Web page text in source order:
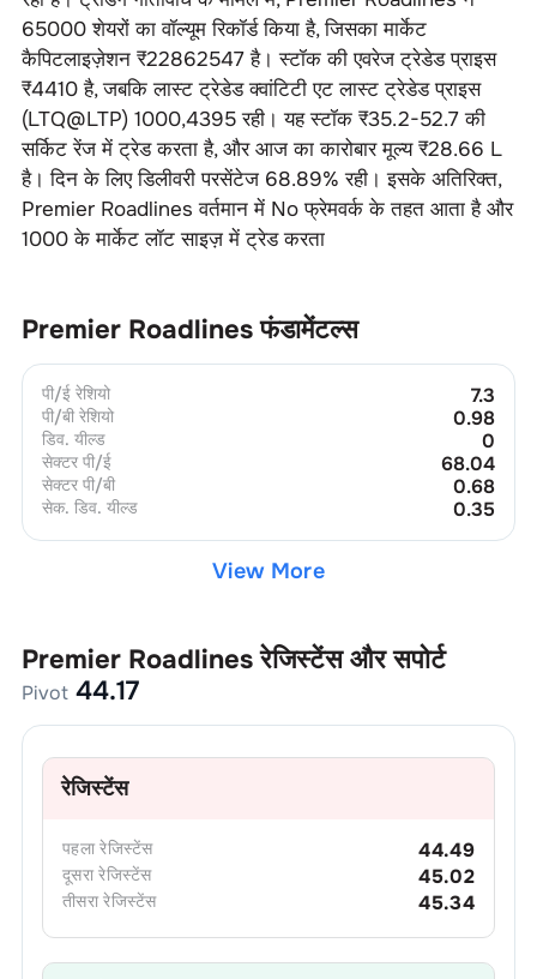
65000शेयरों का वॉल्यूम रिकॉर्ड किया है, जिसका मार्केट
कैपिटलाइज़ेशन ₹22862547है। स्टॉक की एवरेज ट्रेडेड प्राइस
₹4410है, जबकि लास्ट ट्रेडेड क्वांटिटी एट लास्ट ट्रेडेड प्राइस
(LTQ@LTP) 1000,4395रही। यह स्टॉक ₹35.2-52.7की
सर्किट रेंज में ट्रेड करता है, और आज का कारोबार मूल्य ₹28.66 L
है। दिन के लिए डिलीवरी परसेंटेज 68.89% रही। इसके अतिरिक्त,
Premier Roadlines वर्तमान में Noफ्रेमवर्क के तहत आता है और
1000के मार्केट लॉट साइज़ में ट्रेड करता
Premier Roadlines फंडामेंटल्स
पी/ई रेशियो 7.3
पी/बी रेशियो 0.98
डिव. यील्ड 0
सेक्टर पी/ई 68.04
सेक्टर पी/बी 0.68
सेक. डिव. यील्ड 0.35
View More
Premier Roadlines रेजिस्टेंस और सपोर्ट
Pivot 44.17
रेजिस्टेंस
पहला रेजिस्टेंस 44.49
दूसरा रेजिस्टेंस 45.02
तीसरा रेजिस्टेंस 45.34